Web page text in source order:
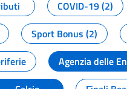
COVID-19 (2)
Sport Bonus (2)
Agenzia delle